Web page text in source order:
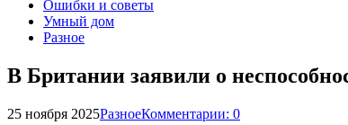
Ошибки и советы
Умный дом
Разное
В Британии заявили о
25 ноября 2025РазноеКомментарии: 0